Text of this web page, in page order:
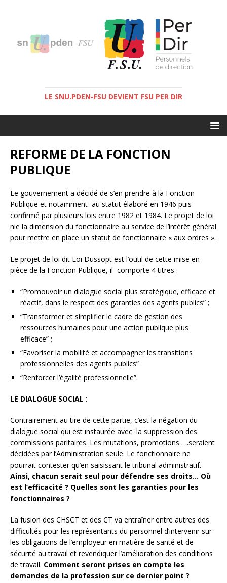
LE SNU.PDEN-FSU DEVIENT FSU PER DIR
REFORME DE LA FONCTION
PUBLIQUE
Le gouvernement a décidé de s’en prendre à la Fonction
Publique et notamment au statut élaboré en 1946 puis
confirmé par plusieurs lois entre 1982 et 1984. Le projet de loi
nie la dimension du fonctionnaire au service de l’intérêt général
pour mettre en place un statut de fonctionnaire « aux ordres ».
Le projet de loi dit Loi Dussopt est l’outil de cette mise en
pièce de la Fonction Publique, il comporte 4 titres :
“Promouvoir un dialogue social plus stratégique, efficace et
réactif, dans le respect des garanties des agents publics” ;
“Transformer et simplifier le cadre de gestion des
ressources humaines pour une action publique plus
efficace” ;
“Favoriser la mobilité et accompagner les transitions
professionnelles des agents publics”
“Renforcer l’égalité professionnelle”.
LE DIALOGUE SOCIAL :
Contrairement au tire de cette partie, c’est la négation du
dialogue social qui est instaurée avec la suppression des
commissions paritaires. Les mutations, promotions ….seraient
décidées par l’Administration seule. Le fonctionnaire ne
pourrait contester qu’en saisissant le tribunal administratif.
Ainsi, chacun serait seul pour défendre ses droits… Où
est l’efficacité ? Quelles sont les garanties pour les
fonctionnaires ?
La fusion des CHSCT et des CT va entraîner entre autres des
difficultés pour les représentants du personnel d’intervenir sur
les obligations de l’employeur en matière de santé et de
sécurité au travail et revendiquer l’amélioration des conditions
de travail. Comment seront prises en compte les
demandes de la profession sur ce dernier point ?